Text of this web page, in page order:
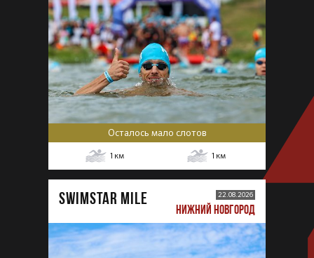
Осталось мало слотов
1 км 1 км
SWIMSTAR MILE 22.08.2026
НИЖНИЙ НОВГОРОД